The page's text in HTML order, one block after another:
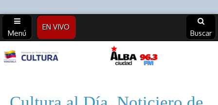
Menú
EN VIVO
Buscar
Alba
Ciudad